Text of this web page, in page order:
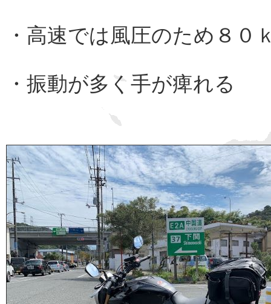
・高速では風圧のため８０
・振動が多く手が痺れる